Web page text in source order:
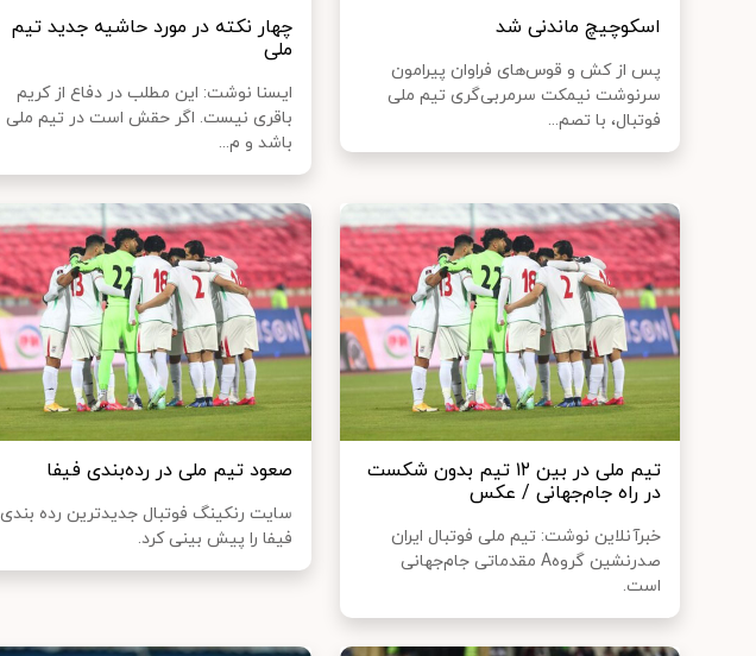
اسکوچیچ ماندنی شد
پس از کش و قوس‌های فراوان پیرامون
سرنوشت نیمکت سرمربی‌گری تیم ملی
فوتبال، با تصم...
چهار نکته در مورد حاشیه جدید تیم
ملی
ایسنا نوشت: این مطلب در دفاع از کریم
باقری نیست. اگر حقش است در تیم ملی
باشد و م...
تیم‌ ملی در بین ۱۲ تیم بدون شکست
در راه جام‌جهانی / عکس
خبرآنلاین نوشت: تیم ملی فوتبال ایران
صدرنشین گروهA مقدماتی جام‌جهانی
است.
صعود تیم ملی در رده‌بندی فیفا
سایت رنکینگ فوتبال جدیدترین رده بندی
فیفا را پیش بینی کرد.